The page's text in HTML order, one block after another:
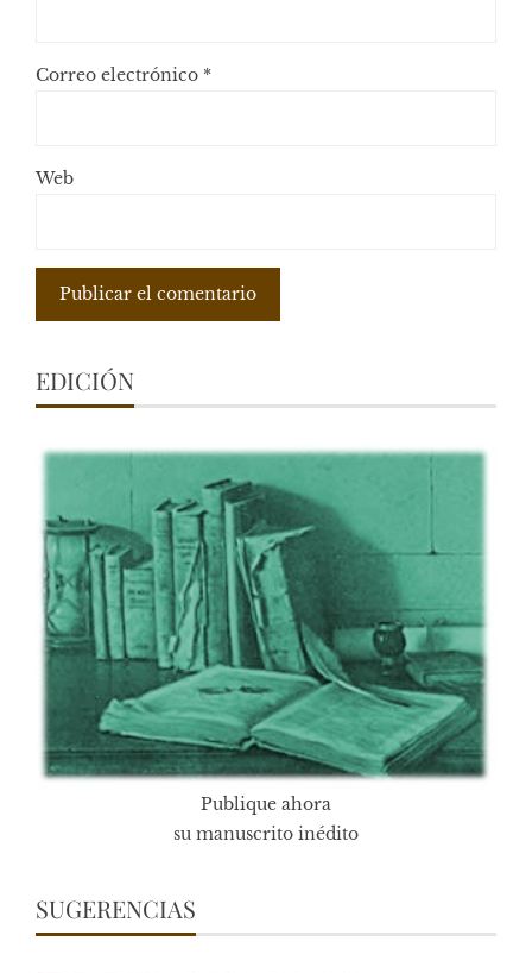
Correo electrónico *
Web
EDICIÓN
Publique ahora
su manuscrito inédito
SUGERENCIAS